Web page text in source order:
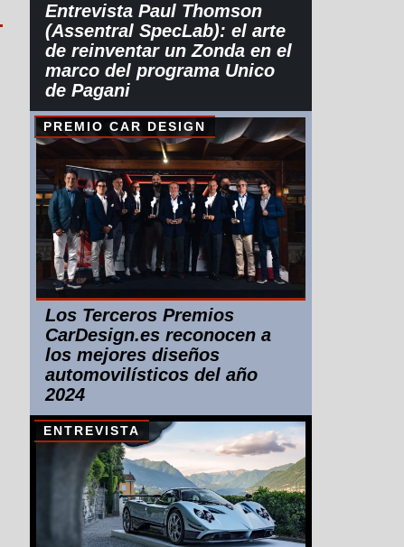
Entrevista Paul Thomson
(Assentral SpecLab): el arte
de reinventar un Zonda en el
marco del programa Unico
de Pagani
PREMIO CAR DESIGN
Los Terceros Premios
CarDesign.es reconocen a
los mejores diseños
automovilísticos del año
2024
ENTREVISTA